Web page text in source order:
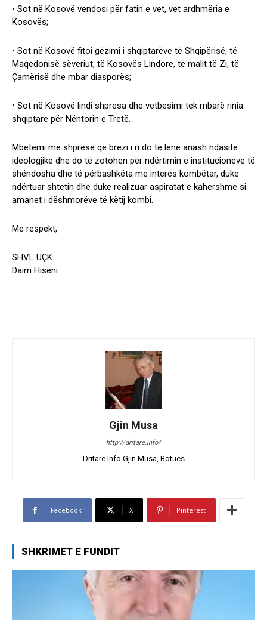
• Sot në Kosovë vendosi për fatin e vet, vet ardhmëria e
Kosovës;
• Sot në Kosovë fitoi gëzimi i shqiptarëve të Shqipërisë, të
Maqedonisë sëveriut, të Kosovës Lindore, të malit të Zi, të
Çamërisë dhe mbar diasporës;
• Sot në Kosovë lindi shpresa dhe vetbesimi tek mbarë rinia
shqiptare për Nëntorin e Tretë.
Mbetemi me shpresë që brezi i ri do të lënë anash ndasitë
ideologjike dhe do të zotohen për ndërtimin e institucioneve të
shëndosha dhe të përbashkëta me interes kombëtar, duke
ndërtuar shtetin dhe duke realizuar aspiratat e kahershme si
amanet i dëshmorëve të këtij kombi.
Me respekt,
SHVL UÇK
Daim Hiseni
Gjin Musa
http://dritare.info/
Dritare.Info Gjin Musa, Botues
Facebook X Pinterest
SHKRIMET E FUNDIT